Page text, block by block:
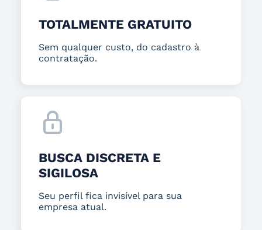
TOTALMENTE GRATUITO
Sem qualquer custo, do cadastro à
contratação.
BUSCA DISCRETA E
SIGILOSA
Seu perfil fica invisível para sua
empresa atual.